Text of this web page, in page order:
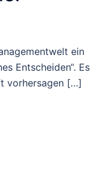
ein
Entscheiden“. Es
vorhersagen […]